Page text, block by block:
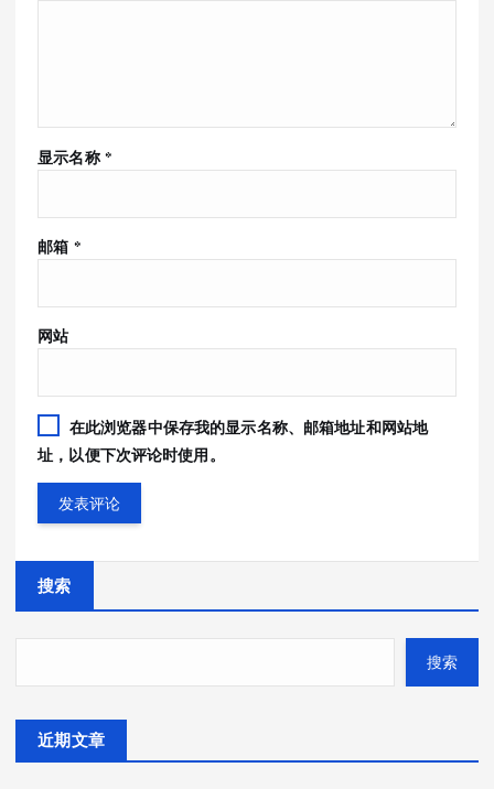
显示名称 *
邮箱 *
网站
在此浏览器中保存我的显示名称、邮箱地址和网站地
址，以便下次评论时使用。
搜索
搜索
近期文章